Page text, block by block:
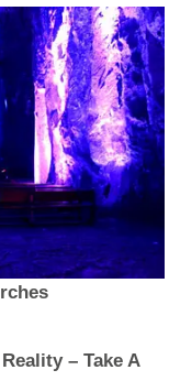
– Take A